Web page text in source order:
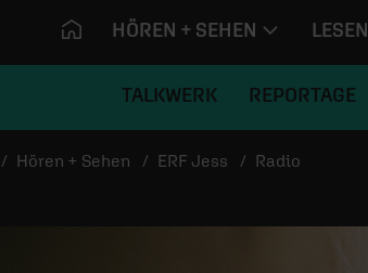
HÖREN + SEHEN LESEN
TALKWERK REPORTAGE
Startseite
Hören + Sehen ERF Jess Radio